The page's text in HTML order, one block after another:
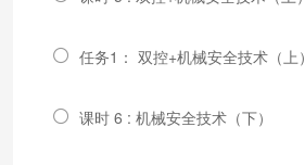
任务1： 双控+机械安全技术（上）
课时 6 : 机械安全技术（下）